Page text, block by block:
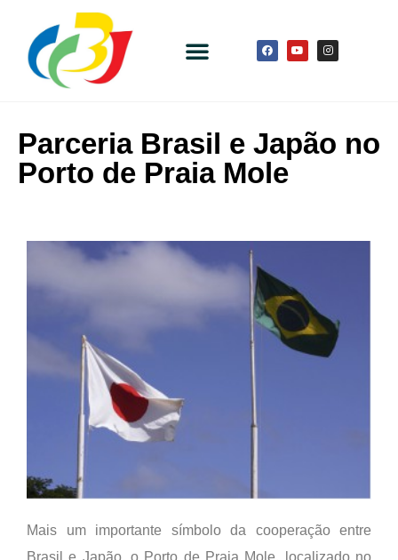
Parceria Brasil e Japão no
Porto de Praia Mole
Mais um importante símbolo da cooperação entre